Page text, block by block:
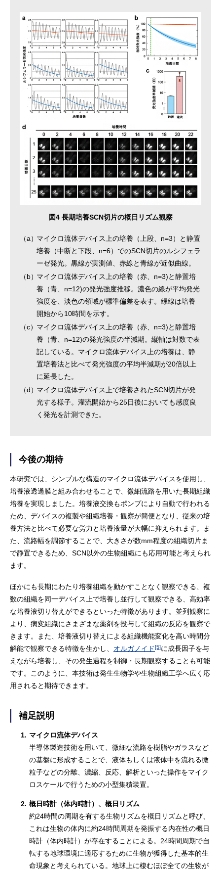
図4 長期培養SCN切片の概日リズム観察
（a）マイクロ流体デバイス上の培養（上段、n=3）と静置
培養（中断と下段、n=6）でのSCN切片のルシフェラ
ーゼ発光。黒線が実測値、赤線と青線が近似曲線。
（b）マイクロ流体デバイス上の培養（赤、n=3)と静置培
養（青、n=12)の発光強度推移。濃色の線が平均発光
強度を、淡色の領域が標準偏差を表す。緑線は培養
開始から10時間を示す。
（c） マイクロ流体デバイス上の培養（赤、n=3)と静置培
養（青、n=12)の発光強度の半減期。縦軸は対数で表
記している。マイクロ流体デバイス上の培養は、静
置培養法と比べて発光強度の平均半減期が20倍以上
に延長した。
（d）マイクロ流体デバイス上で培養されたSCN切片が発
光する様子。灌流開始から25日後においても感度良
く発光を計測できた。
今後の期待
本研究では、シンプルな構造のマイクロ流体デバイスを使用し、
培養液透過膜と組み合わせることで、微細流路を用いた長期組織
培養を実現しました。培養液交換もポンプにより自動で行われる
ため、デバイスの複製や組織培養・観察が簡便となり、従来の培
養方法と比べて必要な労力と培養液量が大幅に抑えられます。ま
た、流路幅を調節することで、大きさが数mm程度の組織切片ま
で静置できるため、SCN以外の生物組織にも応用可能と考えられ
ます。
ほかにも長期にわたり培養組織を動かすことなく観察できる、複
数の組織を同一デバイス上で培養し並行して観察できる、高効率
な培養液切り替えができるといった特徴があります。並列観察に
より、病変組織にさまざまな薬剤を投与して組織の反応を観察で
きます。また、培養液切り替えによる組織機能変化を高い時間分
解能で観察できる特徴を生かし、 オルガノイド[5]に成長因子を与
えながら培養し、その発生過程を制御・長期観察することも可能
です。このように、本技術は発生生物学や生物組織工学へ広く応
用されると期待できます。
補足説明
1. マイクロ流体デバイス
半導体製造技術を用いて、微細な流路を樹脂やガラスなど
の基盤に形成することで、液体もしくは液体中を流れる微
粒子などの分離、濃縮、反応、解析といった操作をマイク
ロスケールで行うための小型集積装置。
2. 概日時計（体内時計）、概日リズム
約24時間の周期を有する生物リズムを概日リズムと呼び、
これは生物の体内に約24時間周期を発振する内在性の概日
時計（体内時計）が存在することによる。24時間周期で自
転する地球環境に適応するために生物が獲得した基本的生
命現象と考えられている。地球上に棲むほぼ全ての生物が